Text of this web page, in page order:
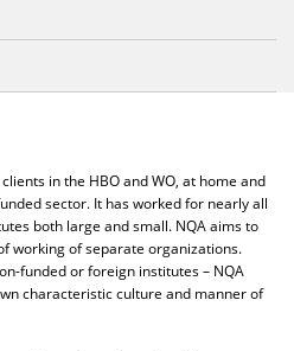
in the HBO and WO, at home and
sector. It has worked for nearly all
both large and small. NQA aims to
working of separate organizations.
funded or foreign institutes – NQA
characteristic culture and manner of